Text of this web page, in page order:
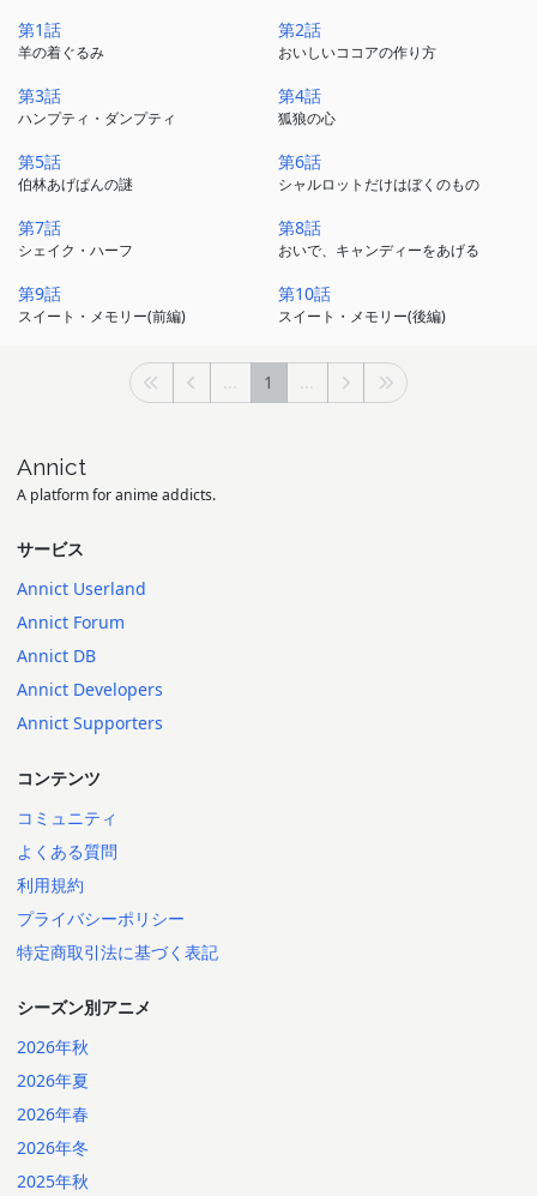
第1話
羊の着ぐるみ
第2話
おいしいココアの作り方
第3話
ハンプティ・ダンプティ
第4話
狐狼の心
第5話
伯林あげぱんの謎
第6話
シャルロットだけはぼくのもの
第7話
シェイク・ハーフ
第8話
おいで、キャンディーをあげる
第9話
スイート・メモリー(前編)
第10話
スイート・メモリー(後編)
... 1 ...
Annict
A platform for anime addicts.
サービス
Annict Userland
Annict Forum
Annict DB
Annict Developers
Annict Supporters
コンテンツ
コミュニティ
よくある質問
利用規約
プライバシーポリシー
特定商取引法に基づく表記
シーズン別アニメ
2026年秋
2026年夏
2026年春
2026年冬
2025年秋